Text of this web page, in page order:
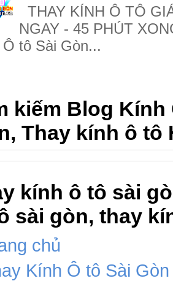
THAY KÍNH Ô TÔ
NGAY - 45 PHÚT
tô Sài Gòn...
kiếm Blog Kính
Thay kính ô tô
kính ô tô sài
sài gòn, thay
chủ
Kính Ô tô Sài Gòn